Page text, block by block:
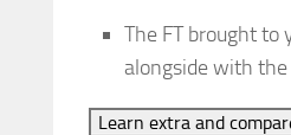
The FT brought to
alongside with the
Learn extra and